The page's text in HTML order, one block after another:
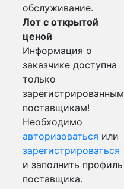
обслуживание.
Лот с открытой
ценой
Информация о
заказчике доступна
только
зарегистрированным
поставщикам!
Необходимо
авторизоваться или
зарегистрироваться
и заполнить профиль
поставщика.